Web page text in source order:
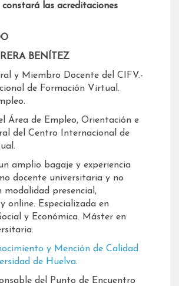
constará las acreditaciones
BENÍTEZ
y Miembro Docente del CIFV.-
de Formación Virtual.
Área de Empleo, Orientación e
del Centro Internacional de
amplio bagaje y experiencia
docente universitaria y no
modalidad presencial,
online. Especializada en
y Económica. Máster en
y Mención de Calidad
de Huelva.
del Punto de Encuentro